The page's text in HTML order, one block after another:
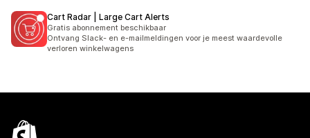
Cart Radar | Large Cart Alerts
Gratis abonnement beschikbaar
Ontvang Slack- en e-mailmeldingen voor je meest waardevolle
verloren winkelwagens